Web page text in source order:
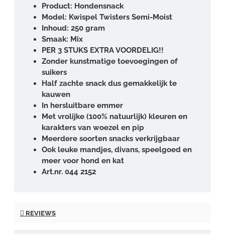
Product: Hondensnack
Model: Kwispel Twisters Semi-Moist
Inhoud: 250 gram
Smaak: Mix
PER 3 STUKS EXTRA VOORDELIG!!
Zonder kunstmatige toevoegingen of
suikers
Half zachte snack dus gemakkelijk te
kauwen
In hersluitbare emmer
Met vrolijke (100% natuurlijk) kleuren en
karakters van woezel en pip
Meerdere soorten snacks verkrijgbaar
Ook leuke mandjes, divans, speelgoed en
meer voor hond en kat
Art.nr. 044 2152
REVIEWS